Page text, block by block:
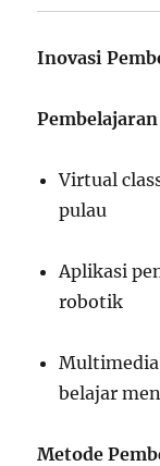
Inovasi
Virtual
pulau
Aplikasi
robotik
belajar
Metode